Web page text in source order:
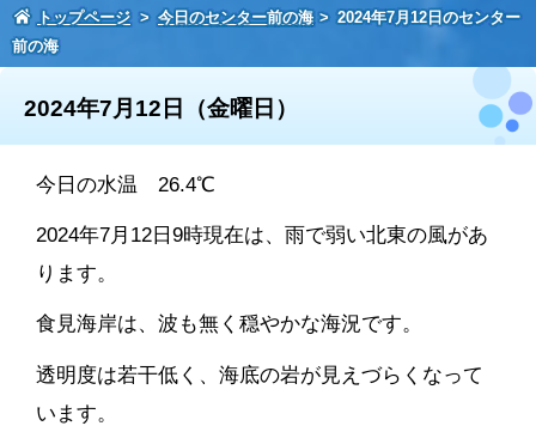
トップページ 今日のセンター前の海
2024年7月12日のセンター
前の海
2024年7月12日（金曜日）
今日の水温 26.4℃
2024年7月12日9時現在は、雨で弱い北東の風があ
ります。
食見海岸は、波も無く穏やかな海況です。
透明度は若干低く、海底の岩が見えづらくなって
います。